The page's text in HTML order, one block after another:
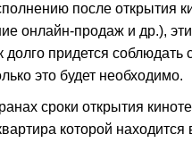
после открытия
онлайн-продаж и др.),
долго придется
это будет необходимо.
сроки открытия
которой